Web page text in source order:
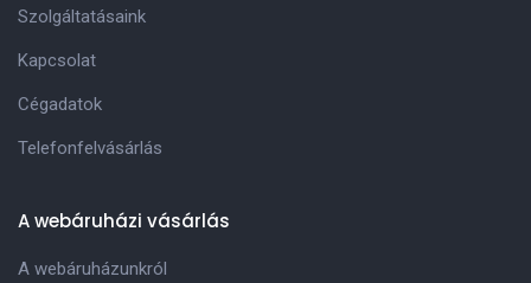
Szolgáltatásaink
Kapcsolat
Cégadatok
Telefonfelvásárlás
A webáruházi vásárlás
A webáruházunkról